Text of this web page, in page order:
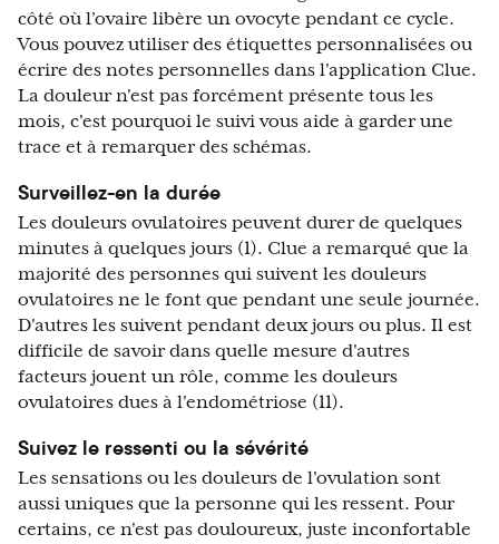
côté où l’ovaire libère un ovocyte pendant ce cycle.
Vous pouvez utiliser des étiquettes personnalisées ou
écrire des notes personnelles dans l'application Clue.
La douleur n'est pas forcément présente tous les
mois, c'est pourquoi le suivi vous aide à garder une
trace et à remarquer des schémas.
Surveillez-en la durée
Les douleurs ovulatoires peuvent durer de quelques
minutes à quelques jours (1). Clue a remarqué que la
majorité des personnes qui suivent les douleurs
ovulatoires ne le font que pendant une seule journée.
D'autres les suivent pendant deux jours ou plus. Il est
difficile de savoir dans quelle mesure d'autres
facteurs jouent un rôle, comme les douleurs
ovulatoires dues à l'endométriose (11).
Suivez le ressenti ou la sévérité
Les sensations ou les douleurs de l'ovulation sont
aussi uniques que la personne qui les ressent. Pour
certains, ce n'est pas douloureux, juste inconfortable